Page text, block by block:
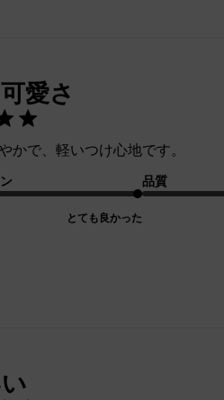
愛さ
かで、軽いつけ心地です。
とても良かった
品質